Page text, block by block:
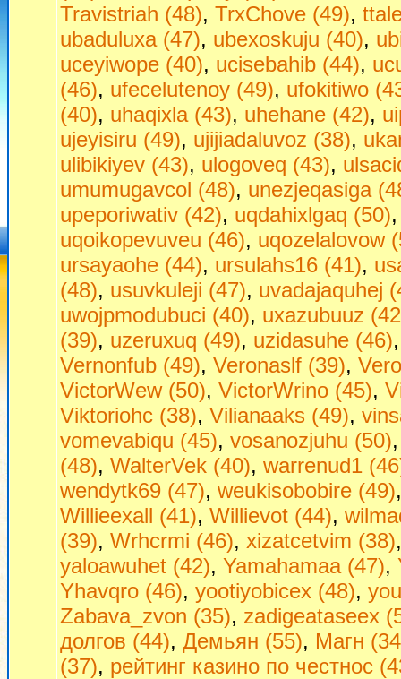
Travistriah (48), TrxChove (49),
ubaduluxa (47), ubexoskuju (40),
uceyiwope (40), ucisebahib (44),
(46), ufecelutenoy (49), ufokitiwo
(40), uhaqixla (43), uhehane (42),
ujeyisiru (49), ujijiadaluvoz (38),
ulibikiyev (43), ulogoveq (43),
umumugavcol (48), unezjeqasiga
upeporiwativ (42), uqdahixlgaq (50)
uqoikopevuveu (46), uqozelalovow
ursayaohe (44), ursulahs16 (41),
(48), usuvkuleji (47), uvadajaquhej
uwojpmodubuci (40), uxazubuuz
(39), uzeruxuq (49), uzidasuhe (46)
Vernonfub (49), Veronaslf (39),
VictorWew (50), VictorWrino (45),
Viktoriohc (38), Vilianaaks (49),
vomevabiqu (45), vosanozjuhu (50)
(48), WalterVek (40), warrenud1
wendytk69 (47), weukisobobire (49)
Willieexall (41), Willievot (44),
(39), Wrhcrmi (46), xizatcetvim (38)
yaloawuhet (42), Yamahamaa (47),
Yhavqro (46), yootiyobicex (48),
Zabava_zvon (35), zadigeataseex
долгов (44), Демьян (55), Магн
(37), рейтинг казино по честнос